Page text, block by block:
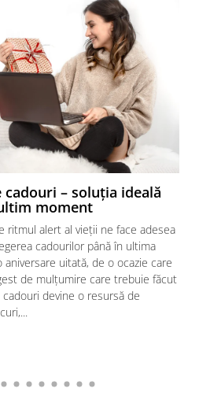
– soluția ideală
moment
ritmul alert al vieții ne face adesea
cadourilor până în ultima
uitată, de o ocazie care
de mulțumire care trebuie făcut
devine o resursă de